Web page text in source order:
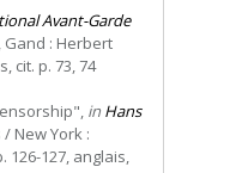
Avant-Garde
: Herbert
cit. p. 73, 74
in Hans
New York :
126-127, anglais,